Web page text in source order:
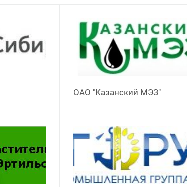
ОАО "Казанский МЭЗ"